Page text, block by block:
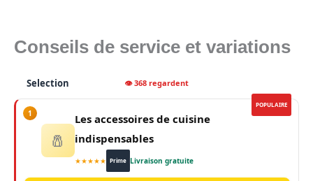
Conseils de service et variations
Selection 👁 368 regardent
POPULAIRE
1
🧂
Les accessoires de cuisine
indispensables
★★★★★ Prime Livraison gratuite